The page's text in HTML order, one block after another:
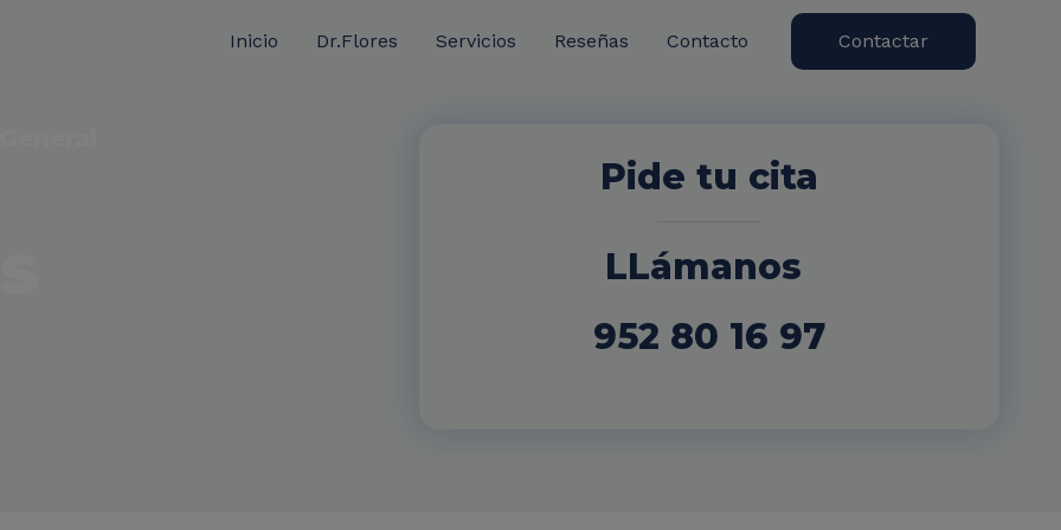
Inicio Dr.Flores Servicios Reseñas Contacto Contactar
Pide tu cita
LLámanos
952 80 16 97